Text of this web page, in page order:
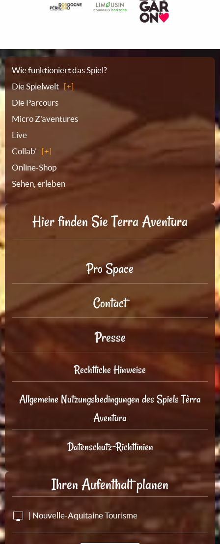
Sitemap
Wie funktioniert das Spiel?
Die Spielwelt
Die Parcours
Micro Z'aventures
Live
Collab'
Online-Shop
Sehen, erleben
Hier finden Sie Terra Aventura
Pro Space
Contact
Presse
Rechtliche Hinweise
Allgemeine Nutzungsbedingungen des Spiels Tèrra
Aventura
Datenschutz-Richtlinien
Ihren Aufenthalt planen
| Nouvelle-Aquitaine Tourisme